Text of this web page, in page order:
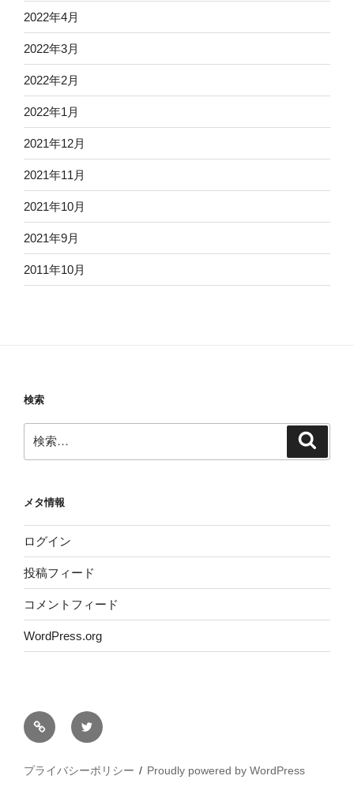
2022年4月
2022年3月
2022年2月
2022年1月
2021年12月
2021年11月
2021年10月
2021年9月
2011年10月
検索
索:
メタ情報
ログイン
投稿フィード
コメントフィード
WordPress.org
サ
イ
Twitter
プライバシーポリシー Proudly powered by WordPress